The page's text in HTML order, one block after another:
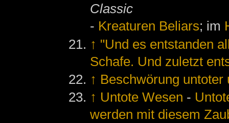
Classic
- Kreaturen Beliars; im
↑ "Und es entstanden
Schafe. Und zuletzt
↑ Beschwörung
↑ Untote Wesen -
werden mit diesem